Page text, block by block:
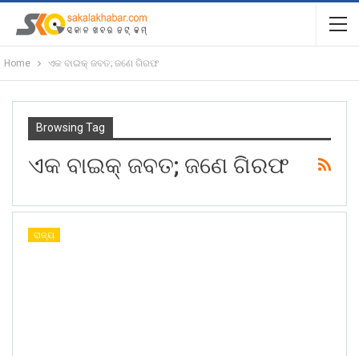
Home ଏକ ବାଇକ୍ ଜବତ; ଜଣେ ଗିରଫ
Browsing Tag
ଏକ ବାଇକ୍ ଜବତ; ଜଣେ ଗିରଫ
ରାଜ୍ୟ